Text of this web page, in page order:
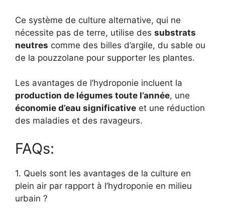
Ce système de culture alternative, qui ne
nécessite pas de terre, utilise des substrats
neutres comme des billes d’argile, du sable ou
de la pouzzolane pour supporter les plantes.
Les avantages de l’hydroponie incluent la
production de légumes toute l’année, une
économie d’eau significative et une réduction
des maladies et des ravageurs.
FAQs:
1. Quels sont les avantages de la culture en
plein air par rapport à l’hydroponie en milieu
urbain ?